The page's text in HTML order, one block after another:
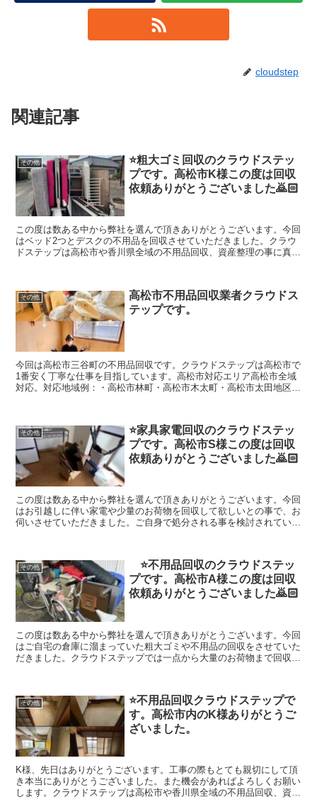
cloudstep
関連記事
その他
⭐️粗大ゴミ回収のクラウドステッ
プです。高松市K様この度は回収
依頼ありがとうございました🙇🏻
この度は数ある中から弊社を選んで頂きありがとうございます。今回
はベッド2つとデスクの不用品を回収させていただきました。クラウ
ドステップは高松市や香川県全域の不用品回収、資産整理の事に真剣
願いします。
その他
高松市不用品回収業者クラウドス
テップです。
今回は高松市三谷町の不用品回収です。クラウドステップは高松市で
1番安く丁寧な仕事を目指しています。高松市対応エリア高松市全域
対応。対応地域例：・高松市林町・高松市木太町・高松市太田地区・
問い合わせください。無料相談・無料お見積り受付中。お気軽にお問
い合わせください。フリーダイヤル0120-410-770良いは菜々緒までど
うぞ
その他
⭐️家具家電回収のクラウドステッ
プです。高松市S様この度は回収
依頼ありがとうございました🙇🏻
この度は数ある中から弊社を選んで頂きありがとうございます。今回
はお引越しに伴い家電や少量のお荷物を回収して欲しいとの事で、お
伺いさせていただきました。ご自身で処分される事を検討されていた
部クリーンセンターへ持ち込みをし適切に処分させていただきまし
た。リサイクル家電は適切な場所に持ち込みを行い回収していただき
ました。クラウドステップではお荷物が大量にある場合でも1点づつ
丁寧に仕分けを行い適切な処理をおこないます。1点から大量の不用
品粗大ゴミまで回収させていただいておりますので、お気軽にご相談
してください。★クラウドステップは高松市や香川県全域の不用品回
収、資産整理の事に真剣に取り組んでいます。（クラウドステップは
香川県のお客さんのことを考え安心安全な会社を目指しています。建
物解体のクラウドも運営していますのでどんなご相談でも幅広く対応
出来ますのでよろしくお願いします。
その他
⭐️不用品回収のクラウドステッ
プです。高松市A様この度は回収
依頼ありがとうございました🙇🏻
この度は数ある中から弊社を選んで頂きありがとうございます。今回
はご自宅の倉庫に溜まっていた粗大ゴミや不用品の回収をさせていた
だきました。クラウドステップでは一点から大量のお荷物まで回収可
指しています。建物解体のクラウドも運営していますのでどんなご相
談でも幅広く対応出来ますのでよろしくお願いします。
その他
⭐️不用品回収クラウドステップで
す。高松市内のK様ありがとうご
ざいました。
K様、先日はありがとうございます。工事の際もとても親切にして頂
き本当にありがとうございました。また機会があればよろしくお願い
します。クラウドステップは高松市や香川県全域の不用品回収、資産